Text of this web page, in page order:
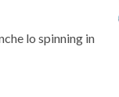
lo spinning in